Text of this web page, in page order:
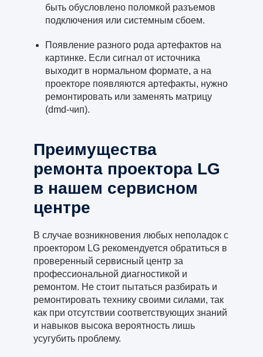
быть обусловлено поломкой разъемов
подключения или системным сбоем.
Появление разного рода артефактов на
картинке. Если сигнал от источника
выходит в нормальном формате, а на
проекторе появляются артефакты, нужно
ремонтировать или заменять матрицу
(dmd-чип).
Преимущества
ремонта проектора LG
в нашем сервисном
центре
В случае возникновения любых неполадок с
проектором LG рекомендуется обратиться в
проверенный сервисный центр за
профессиональной диагностикой и
ремонтом. Не стоит пытаться разбирать и
ремонтировать технику своими силами, так
как при отсутствии соответствующих знаний
и навыков высока вероятность лишь
усугубить проблему.